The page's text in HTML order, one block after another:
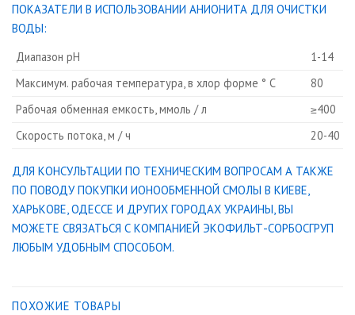
ПОКАЗАТЕЛИ В ИСПОЛЬЗОВАНИИ АНИОНИТА ДЛЯ ОЧИСТКИ
ВОДЫ:
Диапазон рН
1-14
Максимум. рабочая температура, в хлор форме ° C
80
Рабочая обменная емкость, ммоль / л
≥400
Скорость потока, м / ч
20-40
ДЛЯ КОНСУЛЬТАЦИИ ПО ТЕХНИЧЕСКИМ ВОПРОСАМ А ТАКЖЕ
ПО ПОВОДУ ПОКУПКИ ИОНООБМЕННОЙ СМОЛЫ В КИЕВЕ,
ХАРЬКОВЕ, ОДЕССЕ И ДРУГИХ ГОРОДАХ УКРАИНЫ, ВЫ
МОЖЕТЕ СВЯЗАТЬСЯ С КОМПАНИЕЙ ЭКОФИЛЬТ-СОРБОСГРУП
ЛЮБЫМ УДОБНЫМ СПОСОБОМ.
ПОХОЖИЕ ТОВАРЫ